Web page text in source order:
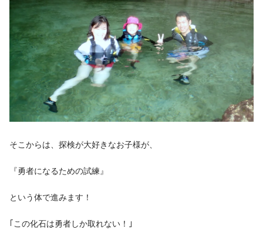
そこからは、探検が大好きなお子様が、
『勇者になるための試練』
という体で進みます！
｢この化石は勇者しか取れない！｣